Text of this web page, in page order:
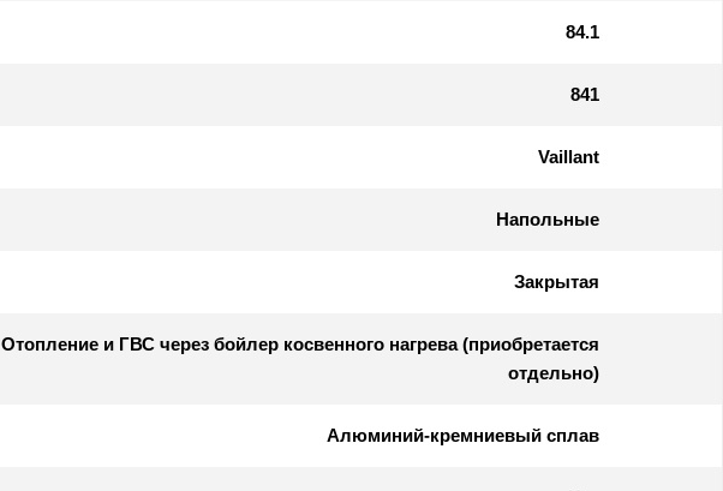
84.1
841
Vaillant
Напольные
Закрытая
Отопление и ГВС через бойлер косвенного нагрева (приобретается
отдельно)
Алюминий-кремниевый сплав